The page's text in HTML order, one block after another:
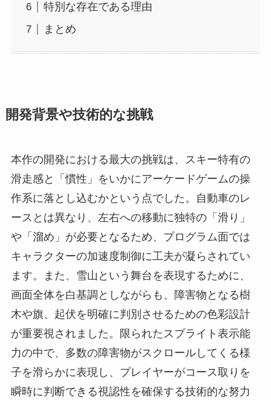
特別な存在である理由
まとめ
開発背景や技術的な挑戦
本作の開発における最大の挑戦は、スキー特有の
滑走感と「慣性」をいかにアーケードゲームの操
作系に落とし込むかという点でした。自動車のレ
ースとは異なり、左右への移動に独特の「滑り」
や「溜め」が必要となるため、プログラム面では
キャラクターの加速度制御に工夫が凝らされてい
ます。また、雪山という舞台を表現するために、
画面全体を白基調としながらも、障害物となる樹
木や旗、起伏を明確に判別させるための色彩設計
が重要視されました。限られたスプライト表示能
力の中で、多数の障害物がスクロールしてくる様
子を滑らかに表現し、プレイヤーがコース取りを
瞬時に判断できる視認性を確保する技術的な努力